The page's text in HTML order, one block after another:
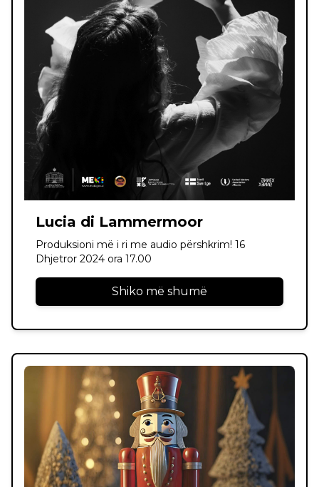
Lucia di Lammermoor
Produksioni më i ri me audio përshkrim! 16
Shiko më shumë